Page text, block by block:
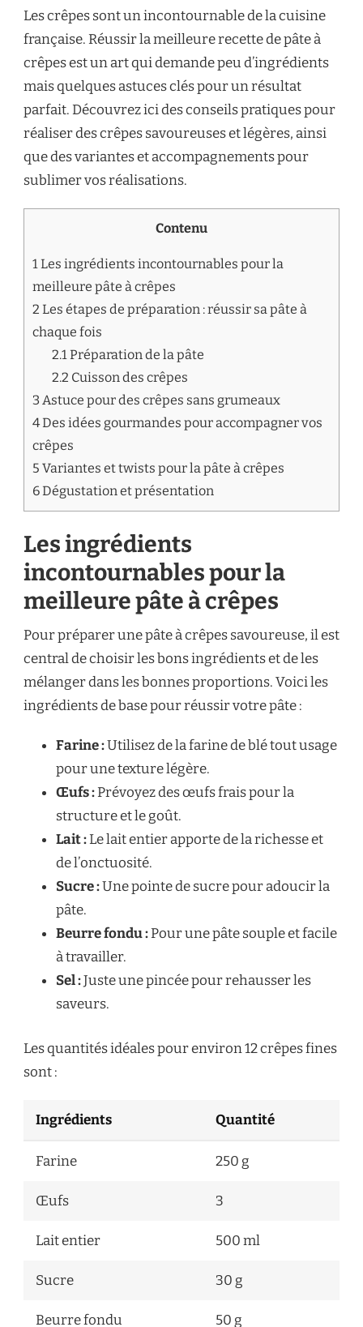
Les crêpes sont un incontournable de la cuisine
française. Réussir la meilleure recette de pâte à
crêpes est un art qui demande peu d’ingrédients
mais quelques astuces clés pour un résultat
parfait. Découvrez ici des conseils pratiques pour
réaliser des crêpes savoureuses et légères, ainsi
que des variantes et accompagnements pour
sublimer vos réalisations.
Contenu
1Les ingrédients incontournables pour la
meilleure pâte à crêpes
2 Les étapes de préparation : réussir sa pâte à
chaque fois
2.1Préparation de la pâte
2.2 Cuisson des crêpes
3 Astuce pour des crêpes sans grumeaux
4Des idées gourmandes pour accompagner vos
crêpes
5 Variantes et twists pour la pâte à crêpes
6Dégustation et présentation
Les ingrédients
incontournables pour la
meilleure pâte à crêpes
Pour préparer une pâte à crêpes savoureuse, il est
central de choisir les bons ingrédients et de les
mélanger dans les bonnes proportions. Voici les
ingrédients de base pour réussir votre pâte :
Farine :Utilisez de la farine de blé tout usage
pour une texture légère.
Œufs :Prévoyez des œufs frais pour la
structure et le goût.
Lait :Le lait entier apporte de la richesse et
de l’onctuosité.
Sucre :Une pointe de sucre pour adoucir la
pâte.
Beurre fondu :Pour une pâte souple et facile
à travailler.
Sel :Juste une pincée pour rehausser les
saveurs.
Les quantités idéales pour environ 12 crêpes fines
sont :
Ingrédients Quantité
Farine 250 g
Œufs 3
Lait entier 500 ml
Sucre 30 g
Beurre fondu 50 g